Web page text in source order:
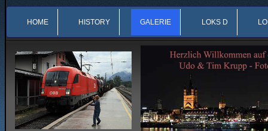
HOME HISTORY GALERIE LOKS D